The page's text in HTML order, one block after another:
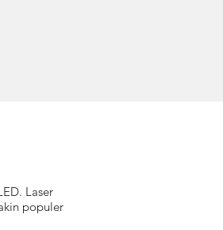
Laser
populer